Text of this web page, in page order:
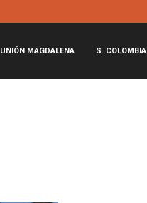
UNIÓN MAGDALENA S. COLOMBIA